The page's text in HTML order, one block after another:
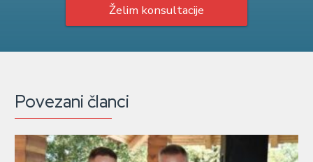
Želim konsultacije
Povezani članci